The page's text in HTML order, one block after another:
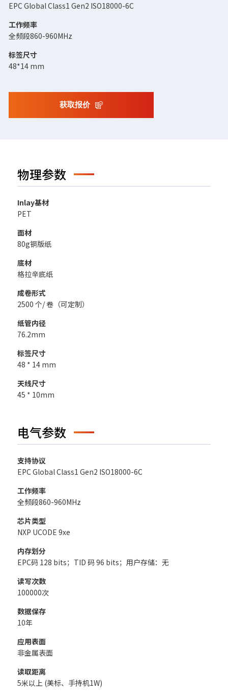
EPC Global Class1 Gen2 ISO18000-6C
工作频率
全频段860-960MHz
标签尺寸
48*14 mm
获取报价
物理参数
Inlay基材
PET
面材
80g铜版纸
底材
格拉辛底纸
成卷形式
2500 个/ 卷（可定制）
纸管内径
76.2mm
标签尺寸
48 * 14 mm
天线尺寸
45 * 10mm
电气参数
支持协议
EPC Global Class1 Gen2 ISO18000-6C
工作频率
全频段860-960MHz
芯片类型
NXP UCODE 9xe
内存划分
EPC码 128 bits；TID 码 96 bits；用户存储：无
读写次数
100000次
数据保存
10年
应用表面
非金属表面
读取距离
5米以上 (美标、手持机1W)